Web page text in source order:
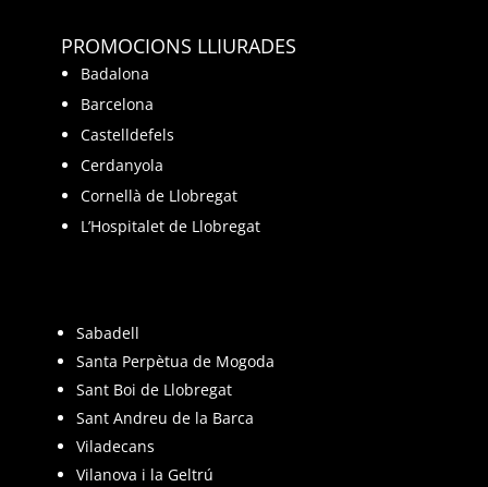
PROMOCIONS LLIURADES
Badalona
Barcelona
Castelldefels
Cerdanyola
Cornellà de Llobregat
L’Hospitalet de Llobregat
Sabadell
Santa Perpètua de Mogoda
Sant Boi de Llobregat
Sant Andreu de la Barca
Viladecans
Vilanova i la Geltrú